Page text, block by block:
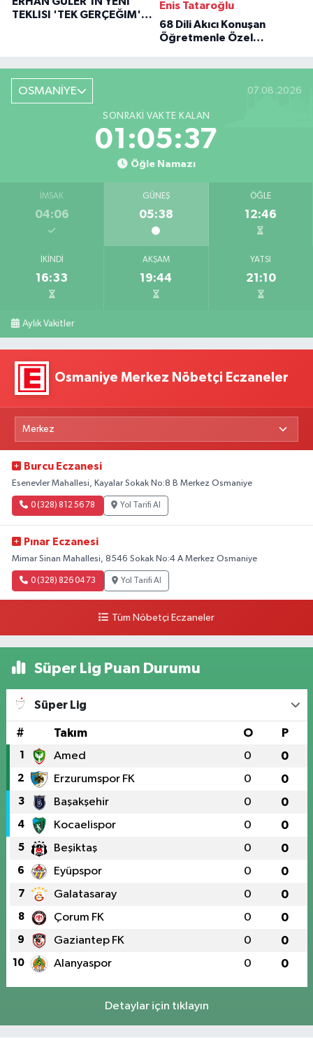
TEKLISI 'TEK GERÇEĞIM'LE
Enis Tataroğlu
68 Dili Akıcı Konuşan
Öğretmenle Özel
OSMANİYE 07.08.2026
SONRAKI VAKTE KALAN
01:05:36
Öğle Namazı
İMSAK
04:06
GÜNEŞ
05:38
ÖĞLE
12:46
İKINDI
16:33
AKŞAM
19:44
YATSI
21:10
Aylık Vakitler
Osmaniye Merkez Nöbetçi Eczaneler
Burcu Eczanesi
Esenevler Mahallesi, Kayalar Sokak No:8 B Merkez Osmaniye
0 (328) 812 56 78 Yol Tarifi Al
Pınar Eczanesi
Mimar Sinan Mahallesi, 8546 Sokak No:4 A Merkez Osmaniye
0 (328) 826 04 73 Yol Tarifi Al
Tüm Nöbetçi Eczaneler
Süper Lig Puan Durumu
Süper Lig
# Takım O P
1 Amed 0 0
2 Erzurumspor FK 0 0
3 Başakşehir 0 0
4 Kocaelispor 0 0
5 Beşiktaş 0 0
6 Eyüpspor 0 0
7 Galatasaray 0 0
8 Çorum FK 0 0
9 Gaziantep FK 0 0
10 Alanyaspor 0 0
Detaylar için tıklayın